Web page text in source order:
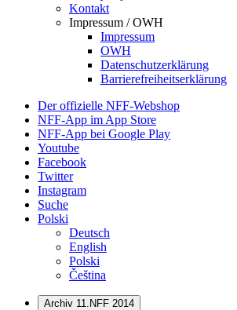
Kontakt
Impressum / OWH
Impressum
OWH
Datenschutzerklärung
Barrierefreiheitserklärung
Der offizielle NFF-Webshop
NFF-App im App Store
NFF-App bei Google Play
Youtube
Facebook
Twitter
Instagram
Suche
Polski
Deutsch
English
Polski
Čeština
Archiv 11.NFF 2014